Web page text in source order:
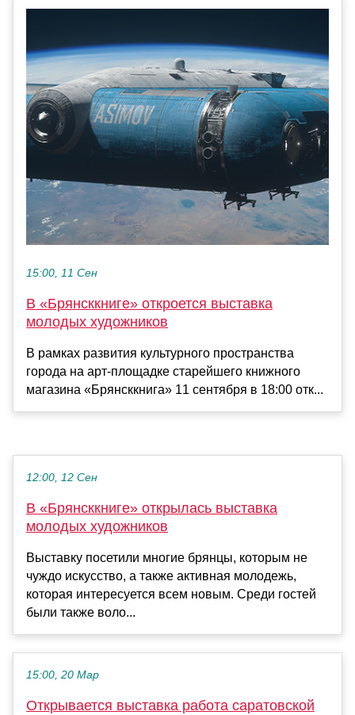
15:00, 11 Сен
В «Брянсккниге» откроется выставка
молодых художников
В рамках развития культурного пространства
города на арт-площадке старейшего книжного
магазина «Брянсккнига» 11 сентября в 18:00 отк...
12:00, 12 Сен
В «Брянсккниге» открылась выставка
молодых художников
Выставку посетили многие брянцы, которым не
чуждо искусство, а также активная молодежь,
которая интересуется всем новым. Среди гостей
были также воло...
15:00, 20 Мар
Открывается выставка работа саратовской